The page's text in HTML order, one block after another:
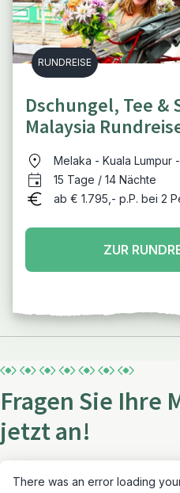
RUNDREISE
Dschungel, Tee &
Malaysia
Melaka - Kuala Lumpur
Highlands - Belum
Perhentian - Kuala
15 Tage / 14 Nächte
ab € 1.795,- p.P. bei 2
ZUR
Fragen Sie Ihre
jetzt an!
There was an error loading